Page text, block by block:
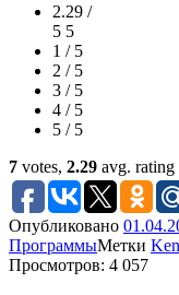
2.29 /
5 5
1 / 5
2 / 5
3 / 5
4 / 5
5 / 5
7 votes, 2.29 avg. rating
Опубликовано
ПрограммыМетки
Просмотров: 4 057